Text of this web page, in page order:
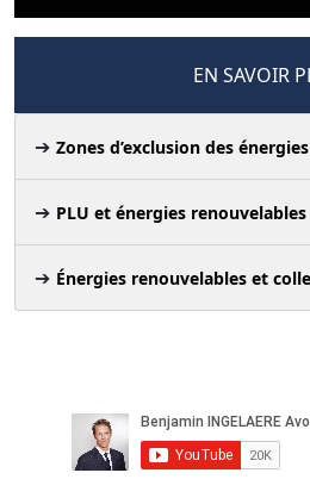
EN SAVOIR
Zones d’exclusion des
PLU et énergies renouvelables
Énergies renouvelables et